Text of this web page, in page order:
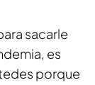
sacarle
es
porque